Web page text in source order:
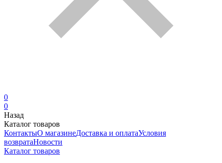
0
0
Назад
Каталог товаров
КонтактыО магазинеДоставка и оплатаУсловия
возвратаНовости
Каталог товаров